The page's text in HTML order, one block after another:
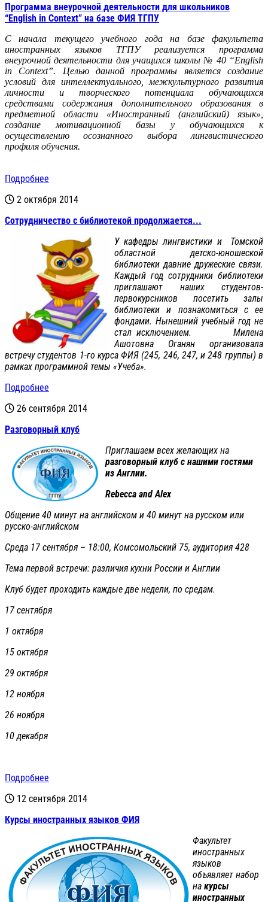
Программа внеурочной деятельности для школьников
“English in Context” на базе ФИЯ ТГПУ
С начала текущего учебного года на базе факультета
иностранных языков ТГПУ реализуется программа
внеурочной деятельности для учащихся школы № 40 “English
in Context”. Целью данной программы является создание
условий для интеллектуального, межкультурного развития
личности и творческого потенциала обучающихся
средствами содержания дополнительного образования в
предметной области «Иностранный (английский) язык»,
создание мотивационной базы у обучающихся к
осуществлению осознанного выбора лингвистического
профиля обучения.
Подробнее
2 октября 2014
Сотрудничество с библиотекой продолжается...
У кафедры лингвистики и Томской
областной детско-юношеской
библиотеки давние дружеские связи.
Каждый год сотрудники библиотеки
приглашают наших студентов-
первокурсников посетить залы
библиотеки и познакомиться с ее
фондами. Нынешний учебный год не
стал исключением. Милена
Ашотовна Оганян организовала
встречу студентов 1-го курса ФИЯ (245, 246, 247, и 248 группы) в
рамках программной темы «Учеба».
Подробнее
26 сентября 2014
Разговорный клуб
Приглашаем всех желающих на
разговорный клуб с нашими гостями
из Англии.
Rebecca and Alex
Общение 40 минут на английском и 40 минут на русском или
русско-английском
Среда 17 сентября – 18:00, Комсомольский 75, аудитория 428
Тема первой встречи: различия кухни России и Англии
Клуб будет проходить каждые две недели, по средам.
17 сентября
1 октября
15 октября
29 октября
12 ноября
26 ноября
10 декабря
Подробнее
12 сентября 2014
Курсы иностранных языков ФИЯ
Факультет
иностранных
языков
объявляет набор
на курсы
иностранных